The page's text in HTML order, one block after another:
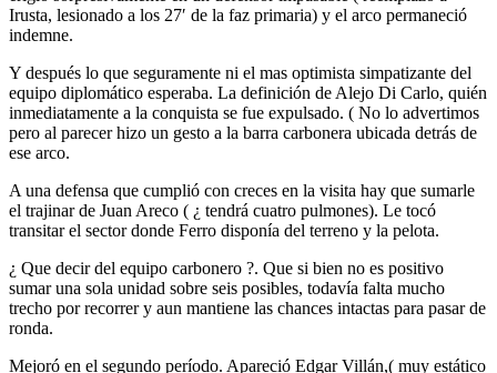
Irusta, lesionado a los 27′ de la faz primaria) y el arco permaneció
indemne.
Y después lo que seguramente ni el mas optimista simpatizante del
equipo diplomático esperaba. La definición de Alejo Di Carlo, quién
inmediatamente a la conquista se fue expulsado. ( No lo advertimos
pero al parecer hizo un gesto a la barra carbonera ubicada detrás de
ese arco.
A una defensa que cumplió con creces en la visita hay que sumarle
el trajinar de Juan Areco ( ¿ tendrá cuatro pulmones). Le tocó
transitar el sector donde Ferro disponía del terreno y la pelota.
¿ Que decir del equipo carbonero ?. Que si bien no es positivo
sumar una sola unidad sobre seis posibles, todavía falta mucho
trecho por recorrer y aun mantiene las chances intactas para pasar de
ronda.
Mejoró en el segundo período. Apareció Edgar Villán,( muy estático